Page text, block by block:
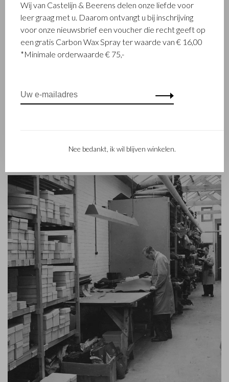
FAMILIEBEDRIJF
Het in Waalwijk gevestigde Castelijn & Beerens is een
gerenommeerd familiebedrijf dat al sinds 1945 luxe
lederwaren ontwerpt en vervaardigt. Het bedrijf werd
Beerens - aan het roer en geniet Castelijn & Beerens
dat in 2012 werd gelanceerd.
Wij van Castelijn & Beerens delen onze liefde voor
leer graag met u. Daarom ontvangt u bij inschrijving
voor onze nieuwsbrief een voucher die recht geeft op
een gratis Carbon Wax Spray ter waarde van € 16,00
*Minimale orderwaarde € 75,-
Nee bedankt, ik wil blijven winkelen.